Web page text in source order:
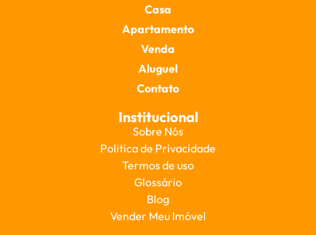
Casa
Apartamento
Venda
Aluguel
Contato
Institucional
Sobre Nós
Politica de Privacidade
Termos de uso
Glossário
Blog
Vender Meu Imóvel